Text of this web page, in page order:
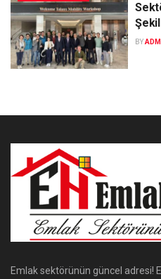
BY
Emlak sektörünün güncel adresi!